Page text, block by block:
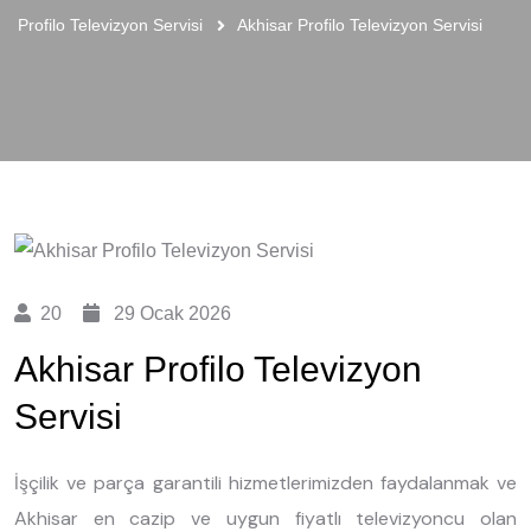
Profilo Televizyon Servisi
Akhisar Profilo Televizyon Servisi
20 29 Ocak 2026
Akhisar Profilo Televizyon
Servisi
İşçilik ve parça garantili hizmetlerimizden faydalanmak ve
Akhisar en cazip ve uygun fiyatlı televizyoncu olan